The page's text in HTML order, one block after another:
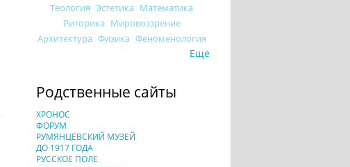
Теология Эстетика Математика
Риторика Мировоззрение
Архитектура Физика Феноменология
Еще
Родственные сайты
ХРОНОС
ФОРУМ
РУМЯНЦЕВСКИЙ МУЗЕЙ
ДО 1917 ГОДА
РУССКОЕ ПОЛЕ